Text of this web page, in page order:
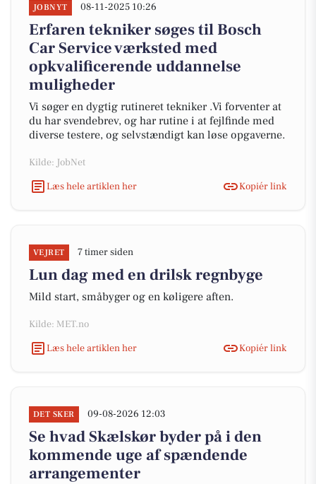
JOBNYT 08-11-2025 10:26
Erfaren tekniker søges til Bosch
Car Service værksted med
opkvalificerende uddannelse
muligheder
Vi søger en dygtig rutineret tekniker .Vi forventer at
du har svendebrev, og har rutine i at fejlfinde med
diverse testere, og selvstændigt kan løse opgaverne.
Kilde: JobNet
Læs hele artiklen her
Kopiér link
VEJRET 7 timer siden
Lun dag med en drilsk regnbyge
Mild start, småbyger og en køligere aften.
Kilde: MET.no
Læs hele artiklen her
Kopiér link
DET SKER 09-08-2026 12:03
Se hvad Skælskør byder på i den
kommende uge af spændende
arrangementer